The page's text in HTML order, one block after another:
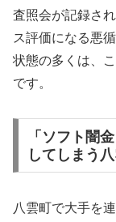
査照会が記録さ
ス評価になる悪
状態の多くは、
です。
「ソフト闇
してしまう
八雲町で大手を